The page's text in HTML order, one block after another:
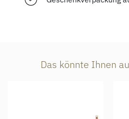
Das könnte Ihnen